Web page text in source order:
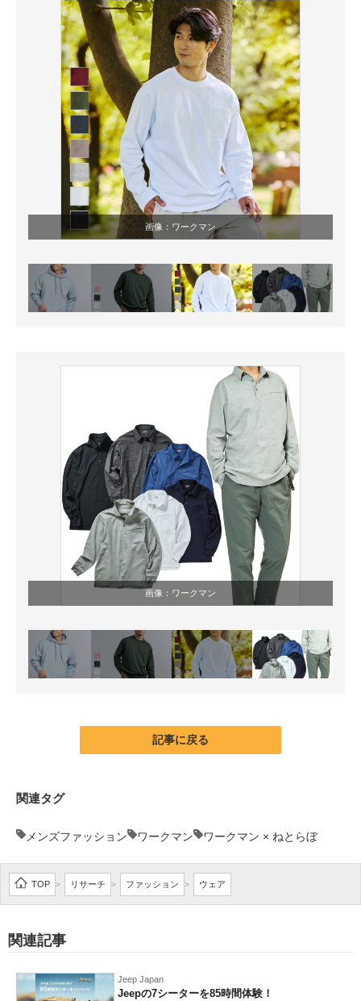
画像：ワークマン
画像：ワークマン
記事に戻る
関連タグ
メンズファッション ワークマン ワークマン × ねとらぼ
TOP > リサーチ > ファッション > ウェア
関連記事
Jeep Japan
Jeepの7シーターを85時間体験！